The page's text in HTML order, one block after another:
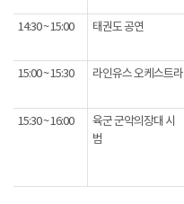
14:30 ~ 15:00 태권도 공연
15:00 ~ 15:30 라인유스 오케스트라
15:30 ~ 16:00
육군 군악의장대 시
범